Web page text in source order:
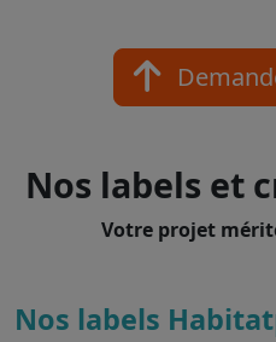
Nos labels et
Votre projet
Nos labels